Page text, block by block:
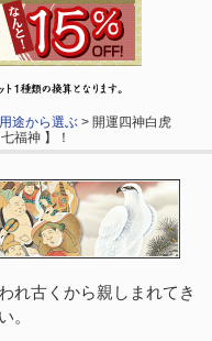
用途から選ぶ > 開運四神白虎
福神 】！
れ古くから親しまれてき
。